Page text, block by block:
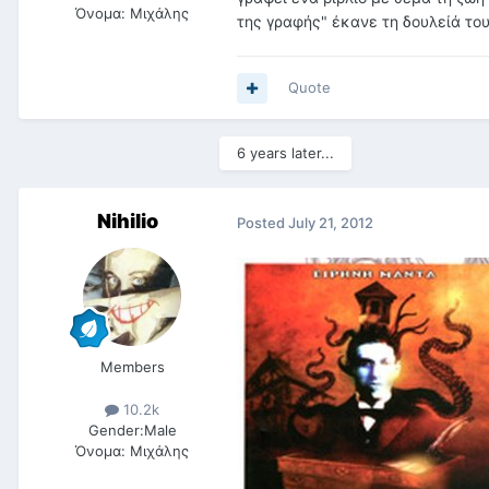
Όνομα: Μιχάλης
της γραφής" έκανε τη δουλείά
Quote
6 years later...
Nihilio
Members
10.2k
Gender:Male
Όνομα: Μιχάλης
Posted July 21, 2012